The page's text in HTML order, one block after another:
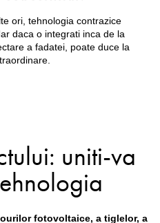
ori, tehnologia contrazice
daca o integrati inca de la
a fadatei, poate duce la
uniti-va
fotovoltaice, a tiglelor, a